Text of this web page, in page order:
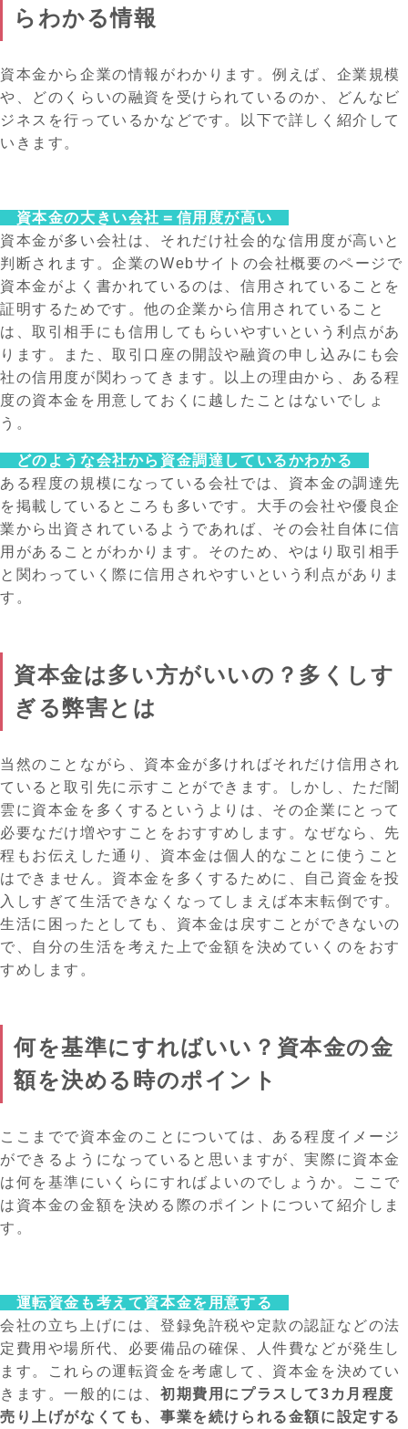
らわかる情報
資本金から企業の情報がわかります。例えば、企業規模
や、どのくらいの融資を受けられているのか、どんなビ
ジネスを行っているかなどです。以下で詳しく紹介して
いきます。
資本金の大きい会社＝信用度が高い
資本金が多い会社は、それだけ社会的な信用度が高いと
判断されます。企業のWebサイトの会社概要のページで
資本金がよく書かれているのは、信用されていることを
証明するためです。他の企業から信用されていること
は、取引相手にも信用してもらいやすいという利点があ
ります。また、取引口座の開設や融資の申し込みにも会
社の信用度が関わってきます。以上の理由から、ある程
度の資本金を用意しておくに越したことはないでしょ
う。
どのような会社から資金調達しているかわかる
ある程度の規模になっている会社では、資本金の調達先
を掲載しているところも多いです。大手の会社や優良企
業から出資されているようであれば、その会社自体に信
用があることがわかります。そのため、やはり取引相手
と関わっていく際に信用されやすいという利点がありま
す。
資本金は多い方がいいの？多くしす
ぎる弊害とは
当然のことながら、資本金が多ければそれだけ信用され
ていると取引先に示すことができます。しかし、ただ闇
雲に資本金を多くするというよりは、その企業にとって
必要なだけ増やすことをおすすめします。なぜなら、先
程もお伝えした通り、資本金は個人的なことに使うこと
はできません。資本金を多くするために、自己資金を投
入しすぎて生活できなくなってしまえば本末転倒です。
生活に困ったとしても、資本金は戻すことができないの
で、自分の生活を考えた上で金額を決めていくのをおす
すめします。
何を基準にすればいい？資本金の金
額を決める時のポイント
ここまでで資本金のことについては、ある程度イメージ
ができるようになっていると思いますが、実際に資本金
は何を基準にいくらにすればよいのでしょうか。ここで
は資本金の金額を決める際のポイントについて紹介しま
す。
運転資金も考えて資本金を用意する
会社の立ち上げには、登録免許税や定款の認証などの法
定費用や場所代、必要備品の確保、人件費などが発生し
ます。これらの運転資金を考慮して、資本金を決めてい
きます。一般的には、 初期費用にプラスして3カ月程度
売り上げがなくても、事業を続けられる金額に設定する